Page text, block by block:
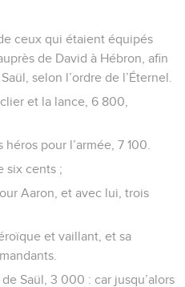
ceux qui étaient équipés
de David à Hébron, afin
selon l’ordre de l’Éternel.
et la lance, 6 800,
pour l’armée, 7 100.
six cents ;
Aaron, et avec lui, trois
et vaillant, et sa
Saül, 3 000 : car jusqu’alors